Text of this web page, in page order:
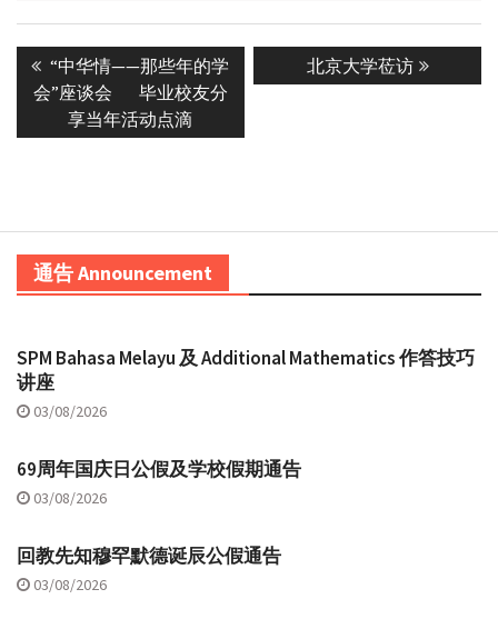
Post
navigation
Previous
post:
“中华情——那些年的学
会”座谈会 毕业校友分
享当年活动点滴
Next
post:
北京大学莅访
通告 Announcement
SPM Bahasa Melayu 及 Additional Mathematics 作答技巧
讲座
03/08/2026
69周年国庆日公假及学校假期通告
03/08/2026
回教先知穆罕默德诞辰公假通告
03/08/2026